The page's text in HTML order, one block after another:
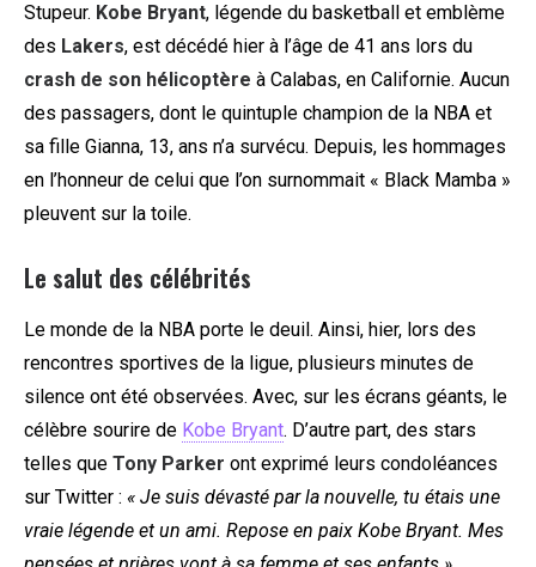
Stupeur. Kobe Bryant, légende du basketball et emblème
des Lakers, est décédé hier à l’âge de 41 ans lors du
crash de son hélicoptère à Calabas, en Californie. Aucun
des passagers, dont le quintuple champion de la NBA et
sa fille Gianna, 13, ans n’a survécu. Depuis, les hommages
en l’honneur de celui que l’on surnommait « Black Mamba »
pleuvent sur la toile.
Le salut des célébrités
Le monde de la NBA porte le deuil. Ainsi, hier, lors des
rencontres sportives de la ligue, plusieurs minutes de
silence ont été observées. Avec, sur les écrans géants, le
célèbre sourire de Kobe Bryant. D’autre part, des stars
telles que Tony Parker ont exprimé leurs condoléances
sur Twitter : « Je suis dévasté par la nouvelle, tu étais une
vraie légende et un ami. Repose en paix Kobe Bryant. Mes